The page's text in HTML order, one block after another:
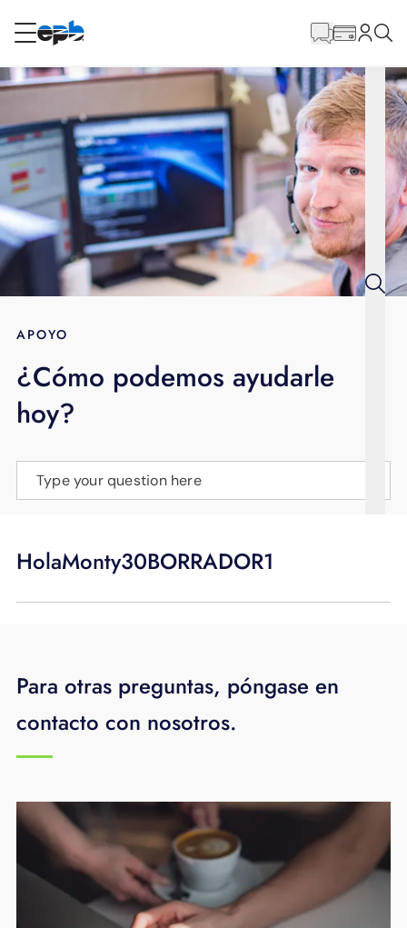
RESIDENCIAL
Internet
Energía
Televisión
BLOG
APOYO
principal
APOYO
¿Cómo podemos ayudarle
hoy?
Type your question here
HolaMonty30BORRADOR1
Para otras preguntas, póngase en
contacto con nosotros.